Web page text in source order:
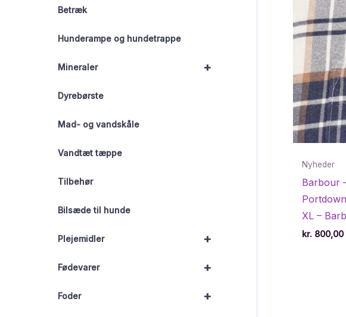
Betræk
Hunderampe og hundetrappe
+
Mineraler
Dyrebørste
Mad- og vandskåle
Vandtæt tæppe
Tilbehør
Bilsæde til hunde
+
Plejemidler
+
Fødevarer
+
Foder
Nyheder
Barbour
XL –
kr. 800,00